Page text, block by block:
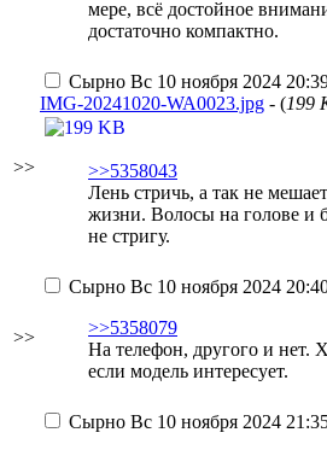
мере, всё достойное
достаточно компактно.
>>
Сырно Вс 10 ноября 2024
IMG-20241020-WA0023.jpg - (199
>>5358043
Лень стричь, а так не
жизни. Волосы на голове и
не стригу.
>>
Сырно Вс 10 ноября 2024
>>5358079
На телефон, другого и нет.
если модель интересует.
Сырно Вс 10 ноября 2024